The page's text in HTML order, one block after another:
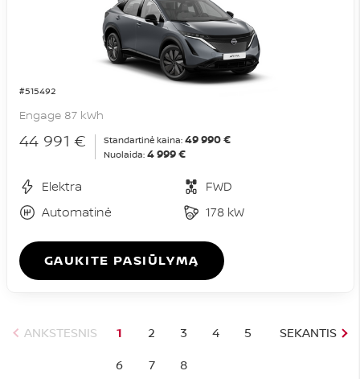
#515492
Engage 87 kWh
44 991 € Standartinė kaina: 49 990 €
Nuolaida: 4 999 €
Elektra
FWD
Automatinė
178 kW
GAUKITE PASIŪLYMĄ
ANKSTESNIS SEKANTIS
1 2 3 4
5
6
7 8